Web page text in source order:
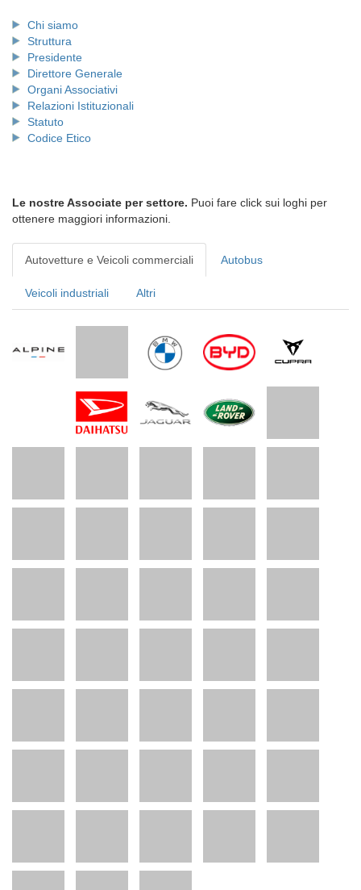
Chi siamo
Struttura
Presidente
Direttore Generale
Organi Associativi
Relazioni Istituzionali
Statuto
Codice Etico
Le nostre Associate per settore. Puoi fare click sui loghi per
ottenere maggiori informazioni.
Autovetture e Veicoli commerciali Autobus
Veicoli industriali Altri